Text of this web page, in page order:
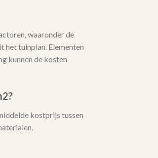
waaronder de
het tuinplan. Elementen
kunnen de kosten
kostprijs tussen